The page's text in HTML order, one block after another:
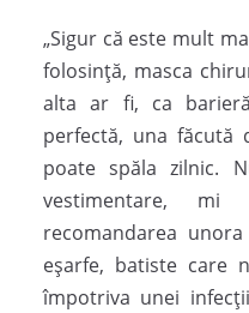
„Sigur că este mult
folosință, masca
alta ar fi, ca
perfectă, una făcută
poate spăla zilnic.
vestimentare,
recomandarea
eșarfe, batiste care
împotriva unei